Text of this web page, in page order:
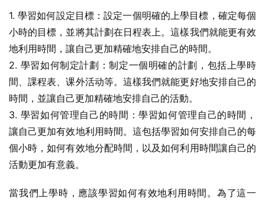
1. 學習如何設定目標：設定一個明確的上學目標，確定每個
小時的目標，並將其計劃在日程表上。這樣我們就能更有效
地利用時間，讓自己更加精確地安排自己的時間。
2. 學習如何制定計劃：制定一個明確的計劃，包括上學時
間、課程表、课外活动等。這樣我們就能更好地安排自己的
時間，並讓自己更加精確地安排自己的活動。
3. 學習如何管理自己的時間：學習如何管理自己的時間，
讓自己更加有效地利用時間。這包括學習如何安排自己的每
個小時，如何有效地分配時間，以及如何利用時間讓自己的
活動更加有意義。
當我們上學時，應該學習如何有效地利用時間。為了這一